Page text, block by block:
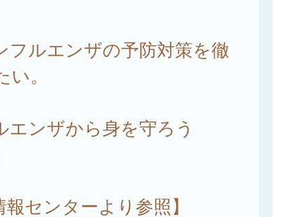
ルエンザの予防対策を徹
。
エンザから身を守ろう
報センターより参照】